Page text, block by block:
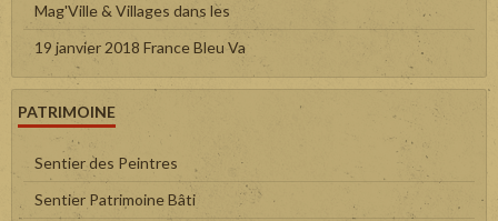
Mag'Ville & Villages dans les
19 janvier 2018 France Bleu Va
PATRIMOINE
Sentier des Peintres
Sentier Patrimoine Bâti